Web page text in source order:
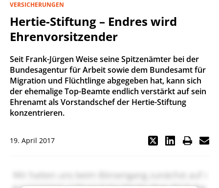
VERSICHERUNGEN
Hertie-Stiftung – Endres wird
Ehrenvorsitzender
Seit Frank-Jürgen Weise seine Spitzenämter bei der
Bundesagentur für Arbeit sowie dem Bundesamt für
Migration und Flüchtlinge abgegeben hat, kann sich
der ehemalige Top-Beamte endlich verstärkt auf sein
Ehrenamt als Vorstandschef der Hertie-Stiftung
konzentrieren.
19. April 2017